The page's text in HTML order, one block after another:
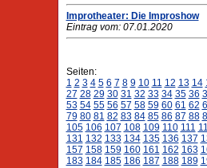
Improtheater: Die Improshow
Eintrag vom: 07.01.2020
Seiten:
1 2 3 4 5 6 7 8 9 10 11 12 13 14
27 28 29 30 31 32 33 34 35 36
53 54 55 56 57 58 59 60 61 62
79 80 81 82 83 84 85 86 87 88
105 106 107 108 109 110 111
131 132 133 134 135 136 137
157 158 159 160 161 162 163
183 184 185 186 187 188 189